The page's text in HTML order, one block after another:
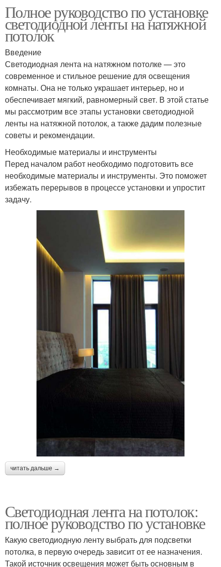
Полное руководство по установке
светодиодной ленты на натяжной
потолок
Введение
Светодиодная лента на натяжном потолке — это
современное и стильное решение для освещения
комнаты. Она не только украшает интерьер, но и
обеспечивает мягкий, равномерный свет. В этой статье
мы рассмотрим все этапы установки светодиодной
ленты на натяжной потолок, а также дадим полезные
советы и рекомендации.
Необходимые материалы и инструменты
Перед началом работ необходимо подготовить все
необходимые материалы и инструменты. Это поможет
избежать перерывов в процессе установки и упростит
задачу.
читать дальше →
Светодиодная лента на потолок:
полное руководство по установке
Какую светодиодную ленту выбрать для подсветки
потолка, в первую очередь зависит от ее назначения.
Такой источник освещения может быть основным в